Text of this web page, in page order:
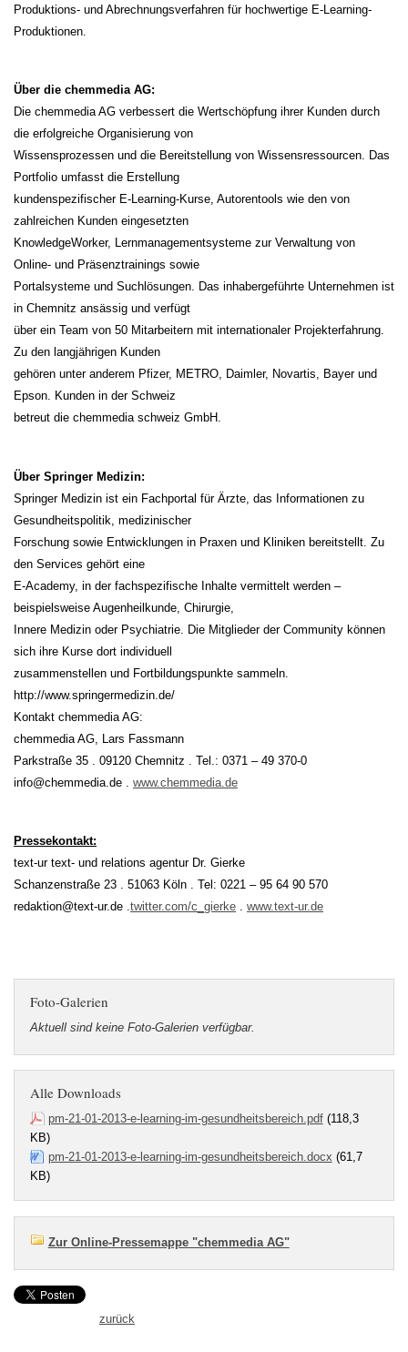
Produktions- und Abrechnungsverfahren für hochwertige E-Learning-
Produktionen.
Über die chemmedia AG:
Die chemmedia AG verbessert die Wertschöpfung ihrer Kunden durch
die erfolgreiche Organisierung von
Wissensprozessen und die Bereitstellung von Wissensressourcen. Das
Portfolio umfasst die Erstellung
kundenspezifischer E-Learning-Kurse, Autorentools wie den von
zahlreichen Kunden eingesetzten
KnowledgeWorker, Lernmanagementsysteme zur Verwaltung von
Online- und Präsenztrainings sowie
Portalsysteme und Suchlösungen. Das inhabergeführte Unternehmen ist
in Chemnitz ansässig und verfügt
über ein Team von 50 Mitarbeitern mit internationaler Projekterfahrung.
Zu den langjährigen Kunden
gehören unter anderem Pfizer, METRO, Daimler, Novartis, Bayer und
Epson. Kunden in der Schweiz
betreut die chemmedia schweiz GmbH.
Über Springer Medizin:
Springer Medizin ist ein Fachportal für Ärzte, das Informationen zu
Gesundheitspolitik, medizinischer
Forschung sowie Entwicklungen in Praxen und Kliniken bereitstellt. Zu
den Services gehört eine
E-Academy, in der fachspezifische Inhalte vermittelt werden –
beispielsweise Augenheilkunde, Chirurgie,
Innere Medizin oder Psychiatrie. Die Mitglieder der Community können
sich ihre Kurse dort individuell
zusammenstellen und Fortbildungspunkte sammeln.
http://www.springermedizin.de/
Kontakt chemmedia AG:
chemmedia AG, Lars Fassmann
Parkstraße 35 . 09120 Chemnitz . Tel.: 0371 – 49 370-0
info@chemmedia.de . www.chemmedia.de
Pressekontakt:
text-ur text- und relations agentur Dr. Gierke
Schanzenstraße 23 . 51063 Köln . Tel: 0221 – 95 64 90 570
redaktion@text-ur.de .twitter.com/c_gierke . www.text-ur.de
Foto-Galerien
Aktuell sind keine Foto-Galerien verfügbar.
Alle Downloads
pm-21-01-2013-e-learning-im-gesundheitsbereich.pdf(118,3
KB)
pm-21-01-2013-e-learning-im-gesundheitsbereich.docx (61,7
KB)
Zur Online-Pressemappe "chemmedia AG"
zurück